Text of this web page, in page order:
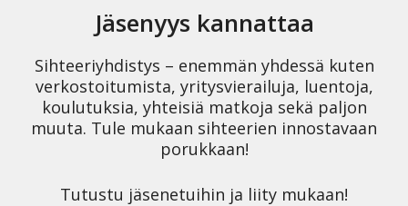
Jäsenyys kannattaa
Sihteeriyhdistys – enemmän yhdessä kuten
verkostoitumista, yritysvierailuja, luentoja,
koulutuksia, yhteisiä matkoja sekä paljon
muuta. Tule mukaan sihteerien innostavaan
porukkaan!
Tutustu jäsenetuihin ja liity mukaan!